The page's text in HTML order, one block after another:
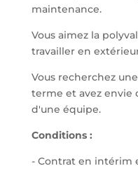
maintenance.
Vous aimez la
travailler en
Vous recherchez
terme et avez envie
d'une équipe.
Conditions :
- Contrat en intérim